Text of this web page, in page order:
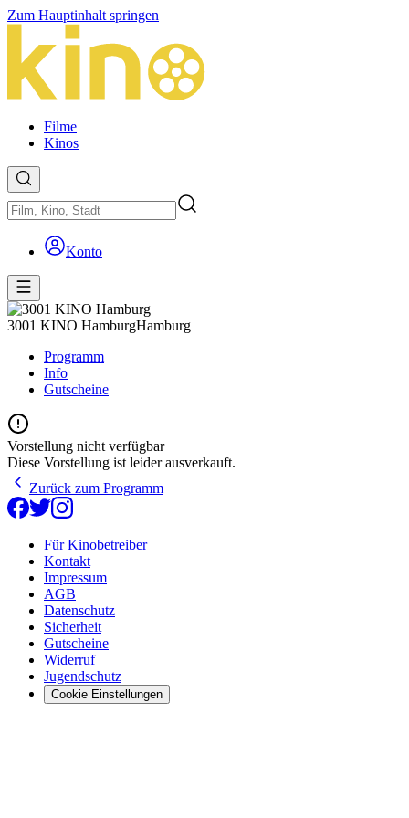
Zum Hauptinhalt springen
Filme
Kinos
Konto
3001 KINO HamburgHamburg
Programm
Info
Gutscheine
Vorstellung nicht verfügbar
Diese Vorstellung ist leider ausverkauft.
Zurück zum Programm
Für Kinobetreiber
Kontakt
Impressum
AGB
Datenschutz
Sicherheit
Gutscheine
Widerruf
Jugendschutz
Cookie Einstellungen